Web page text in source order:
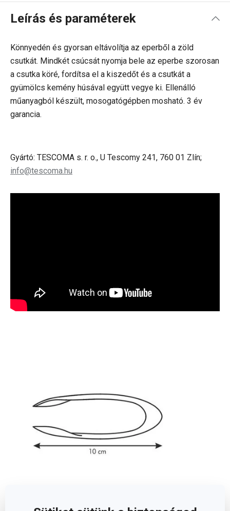
Leírás és paraméterek
Könnyedén és gyorsan eltávolítja az eperből a zöld
csutkát. Mindkét csúcsát nyomja bele az eperbe szorosan
a csutka köré, fordítsa el a kiszedőt és a csutkát a
gyümölcs kemény húsával együtt vegye ki. Ellenálló
műanyagból készült, mosogatógépben mosható. 3 év
garancia.
Gyártó: TESCOMA s. r. o., U Tescomy 241, 760 01 Zlín;
info@tescoma.hu